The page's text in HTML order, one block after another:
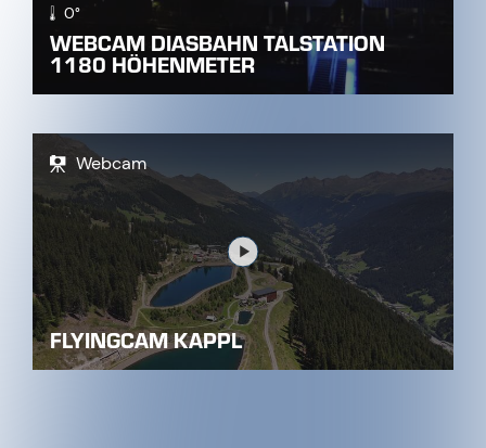
0°
WEBCAM DIASBAHN TALSTATION
1180 HÖHENMETER
Link
Webcam
FLYINGCAM KAPPL